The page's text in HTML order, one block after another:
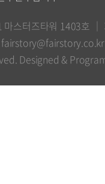
스터즈타워 1403호
Designed &